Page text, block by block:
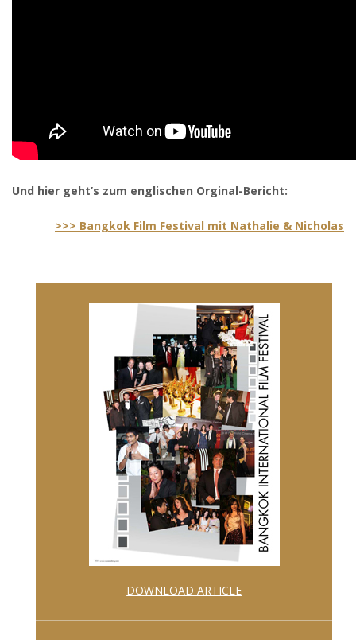
Und hier geht’s zum englischen Orginal-Bericht:
>>> Bangkok Film Festival mit Nathalie & Nicholas
DOWNLOAD ARTICLE